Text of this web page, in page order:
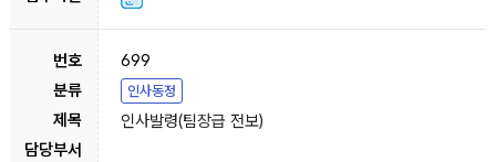
699
인사동정
인사발령(팀장급 전보)